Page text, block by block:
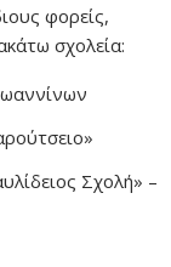
φορείς,
σχολεία:
Σχολή» –